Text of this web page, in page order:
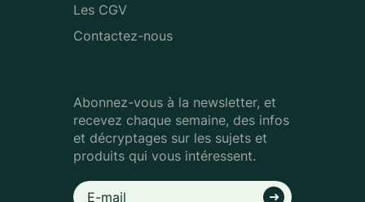
Les CGV
Contactez-nous
Abonnez-vous à la newsletter, et
recevez chaque semaine, des infos
et décryptages sur les sujets et
produits qui vous intéressent.